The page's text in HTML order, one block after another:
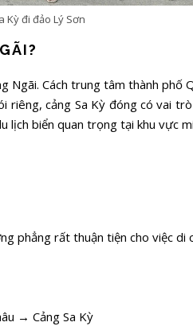
Kỳ đi đảo Lý Sơn
Ngãi. Cách trung tâm thành
riêng, cảng Sa Kỳ đóng có vai
lịch biển quan trọng tại khu vực
rất thuận tiện cho việc di
→ Cảng Sa Kỳ